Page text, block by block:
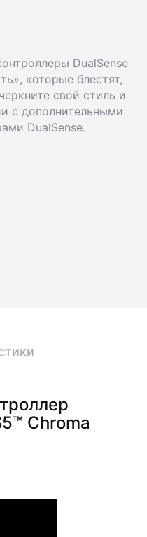
DualSense
которые блестят,
свой стиль и
с дополнительными
DualSense.
Chroma